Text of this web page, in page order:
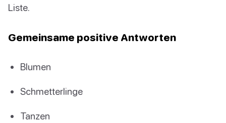
Liste.
Gemeinsame positive Antworten
Blumen
Schmetterlinge
Tanzen